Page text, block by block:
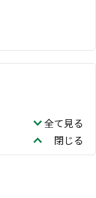
全て見る
閉じる